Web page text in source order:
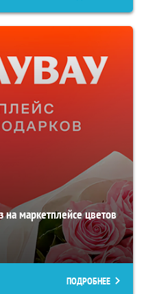
маркетплейсе цветов
ПОДРОБНЕЕ